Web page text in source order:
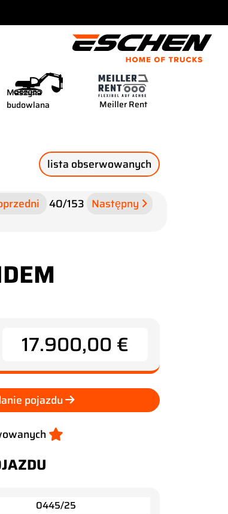
Maszyna
budowlana
Meiller Rent
lista obserwowanych
40/153 Następny
17.900,00 €
pojazdu
0445/25